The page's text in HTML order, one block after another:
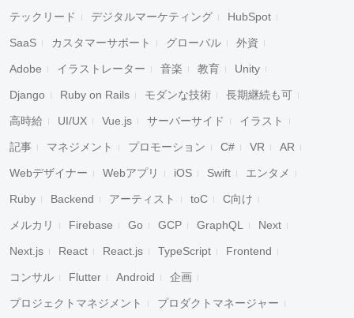
テックリード デジタルマーケティング HubSpot
SaaS カスタマーサポート グローバル 外資
Adobe イラストレーター 音楽 教育 Unity
Django Ruby on Rails モダンな技術 長期継続も可
高時給 UI/UX Vue.js サーバーサイド イラスト
記事 マネジメント プロモーション C# VR AR
Webデザイナー Webアプリ iOS Swift エンタメ
Ruby Backend アーティスト toC C向け
メルカリ Firebase Go GCP GraphQL Next
Next.js React React.js TypeScript Frontend
コンサル Flutter Android 企画
プロジェクトマネジメント プロダクトマネージャー